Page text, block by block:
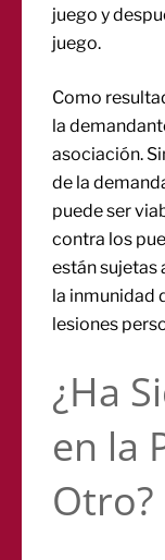
juego y
juego.
Como
la
asociación.
de la
puede ser
contra los
están sujetas
la inmunidad
lesiones
¿Ha
en la
Otro?